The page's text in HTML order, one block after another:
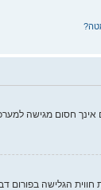
אינך חסום מגישה
חווית הגלישה